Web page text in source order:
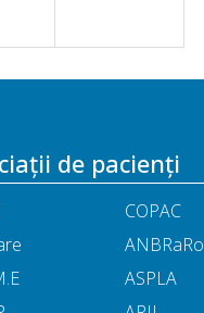
de pacienți
COPAC
ANBRaRo
ASPLA